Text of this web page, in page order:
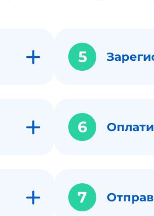
5
6
7